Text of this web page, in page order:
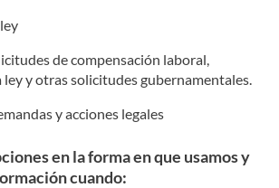
de compensación laboral,
ley y otras solicitudes gubernamentales.
y acciones legales
en la forma en que usamos y
cuando: